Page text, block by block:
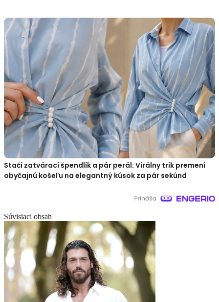
Stačí zatvárací špendlík a pár perál: Virálny trik premení
obyčajnú košeľu na elegantný kúsok za pár sekúnd
Súvisiaci obsah